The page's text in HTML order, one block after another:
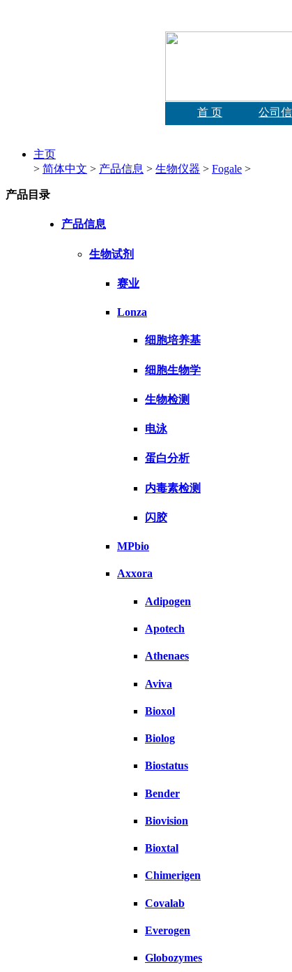
首 页 公司
主页
> 简体中文 > 产品信息 > 生物仪器 > Fogale >
产品目录
产品信息
生物试剂
赛业
Lonza
细胞培养基
细胞生物学
生物检测
电泳
蛋白分析
内毒素检测
闪胶
MPbio
Axxora
Adipogen
Apotech
Athenaes
Aviva
Bioxol
Biolog
Biostatus
Bender
Biovision
Bioxtal
Chimerigen
Covalab
Everogen
Globozymes